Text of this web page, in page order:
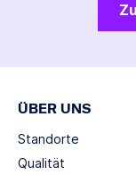
ÜBER UNS
Standorte
Qualität